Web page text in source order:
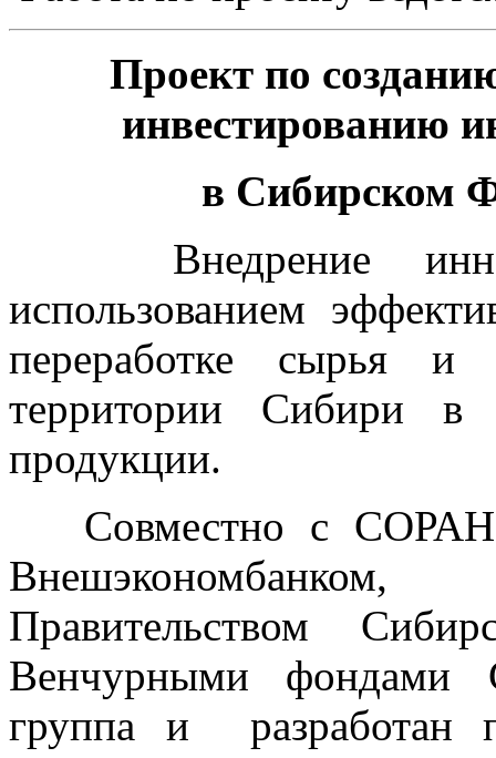
Проект по
инвестированию
в Сибирском
Внедрение
использованием
переработке сырья и
территории Сибири в
продукции.
Совместно с СОРАН,
Правительством
Венчурными фондами
группа и разработан